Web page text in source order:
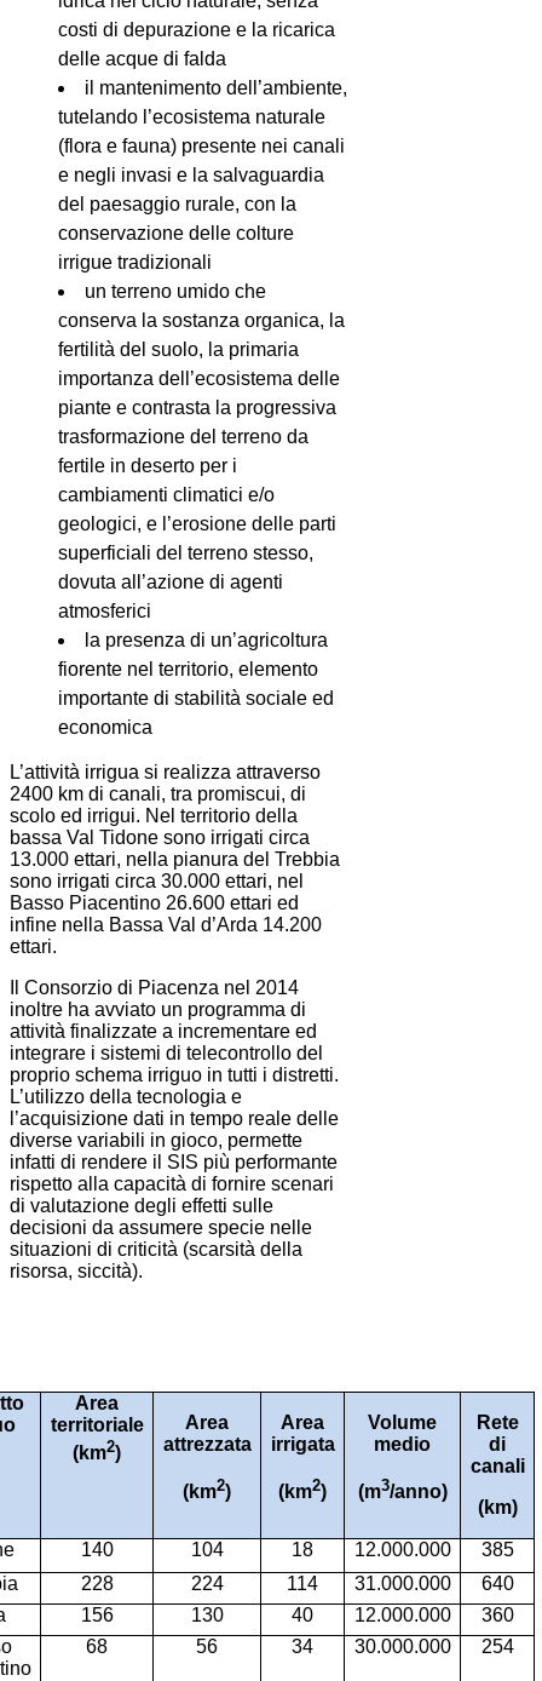
costi di depurazione e la ricarica
delle acque di falda
il mantenimento dell’ambiente,
tutelando l’ecosistema naturale
(flora e fauna) presente nei canali
e negli invasi e la salvaguardia
del paesaggio rurale, con la
conservazione delle colture
irrigue tradizionali
un terreno umido che
conserva la sostanza organica, la
fertilità del suolo, la primaria
importanza dell’ecosistema delle
piante e contrasta la progressiva
trasformazione del terreno da
fertile in deserto per i
cambiamenti climatici e/o
geologici, e l’erosione delle parti
superficiali del terreno stesso,
dovuta all’azione di agenti
atmosferici
la presenza di un’agricoltura
fiorente nel territorio, elemento
importante di stabilità sociale ed
economica
L’attività irrigua si realizza attraverso
2400 km di canali, tra promiscui, di
scolo ed irrigui. Nel territorio della
bassa Val Tidone sono irrigati circa
13.000 ettari, nella pianura del Trebbia
sono irrigati circa 30.000 ettari, nel
Basso Piacentino 26.600 ettari ed
infine nella Bassa Val d’Arda 14.200
ettari.
Il Consorzio di Piacenza nel 2014
inoltre ha avviato un programma di
attività finalizzate a incrementare ed
integrare i sistemi di telecontrollo del
proprio schema irriguo in tutti i distretti.
L’utilizzo della tecnologia e
l’acquisizione dati in tempo reale delle
diverse variabili in gioco, permette
infatti di rendere il SIS più performante
rispetto alla capacità di fornire scenari
di valutazione degli effetti sulle
decisioni da assumere specie nelle
situazioni di criticità (scarsità della
risorsa, siccità).
Area
territoriale
(km2)
Area
attrezzata
(km2)
Area
irrigata
(km2)
Volume
medio
(m3/anno)
Rete
di
canali
(km)
140 104 18 12.000.000
385
228 224 114 31.000.000
640
156 130 40 12.000.000
360
68 56 34 30.000.000 254